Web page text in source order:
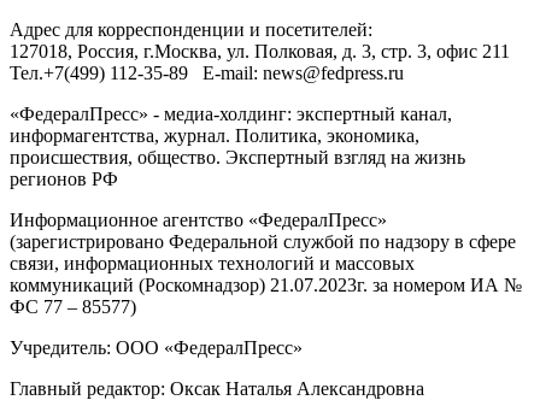
Адрес для корреспонденции и посетителей:
127018, Россия, г.Москва, ул. Полковая, д. 3, стр. 3, офис 211
Тел.+7(499) 112-35-89 E-mail: news@fedpress.ru
«ФедералПресс» - медиа-холдинг: экспертный канал,
информагентства, журнал. Политика, экономика,
происшествия, общество. Экспертный взгляд на жизнь
регионов РФ
Информационное агентство «ФедералПресс»
(зарегистрировано Федеральной службой по надзору в сфере
связи, информационных технологий и массовых
коммуникаций (Роскомнадзор) 21.07.2023г. за номером ИА №
ФС 77 – 85577)
Учредитель: ООО «ФедералПресс»
Главный редактор: Оксак Наталья Александровна